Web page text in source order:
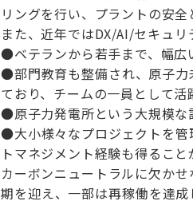
リングを行い、プラントの安
また、近年ではDX/AI/セキュ
●ベテランから若手まで、幅広
●部門教育も整備され、原子力
ており、チームの一員として活
●原子力発電所という大規模な
●大小様々なプロジェクトを管
トマネジメント経験も得ること
カーボンニュートラルに欠か
期を迎え、一部は再稼働を達